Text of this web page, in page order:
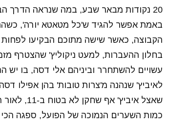
20 נקודות מבאר שבע, במה שנראה הדרך
הקבוצה, כאשר שישה מתוכם הבקיעו
בחלון ההעברות, למעט ניקוליץ' שהצטרף
עשויים להשתחרר וביניהם אלי דסה, בו יש
לאיביץ' שנהנה מ'צרות טובות' בהן אפילו
שאצל
כמות השערים הנמוכה של הפועל, ספגה